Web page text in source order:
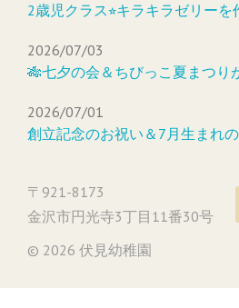
2歳児クラス⭐︎キラキラゼリー
2026/07/03
🎋七夕の会＆ちびっこ夏まつり
2026/07/01
創立記念のお祝い＆7月生まれ
〒921-8173
金沢市円光寺3丁目11番30号
© 2026 伏見幼稚園